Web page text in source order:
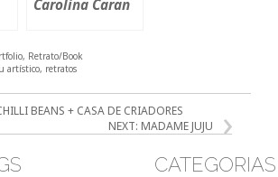
Carolina Caran
, Retrato/Book
artístico, retratos
BEANS + CASA DE CRIADORES
NEXT: MADAME JUJU
CATEGORIAS